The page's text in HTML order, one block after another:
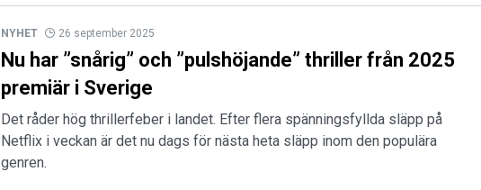
NYHET 26 september 2025
Nu har ”snårig” och ”pulshöjande” thriller från 2025
premiär i Sverige
Det råder hög thrillerfeber i landet. Efter flera spänningsfyllda släpp på
Netflix i veckan är det nu dags för nästa heta släpp inom den populära
genren.